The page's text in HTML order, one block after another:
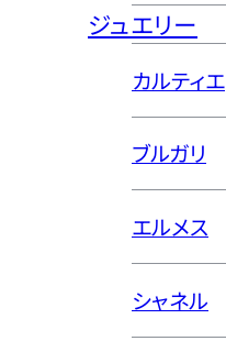
ジュエリー
カルティエ
ブルガリ
エルメス
シャネル